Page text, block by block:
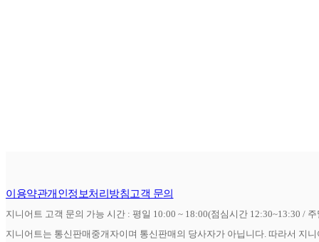
이용약관개인정보처리방침고객 문의
지니어트 고객 문의 가능 시간 : 평일 10:00 ~ 18:00(점심시간 12:30~13:30 /
지니어트는 통신판매중개자이며 통신판매의 당사자가 아닙니다. 따라서 지